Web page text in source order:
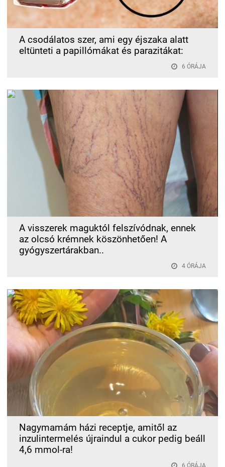
A csodálatos szer, ami egy éjszaka alatt
eltünteti a papillómákat és parazitákat:
6 ÓRÁJA
A visszerek maguktól felszívódnak, ennek
az olcsó krémnek köszönhetően! A
gyógyszertárakban..
4 ÓRÁJA
Nagymamám házi receptje, amitől az
inzulintermelés újraindul a cukor pedig beáll
4,6 mmol-ra!
6 ÓRÁJA